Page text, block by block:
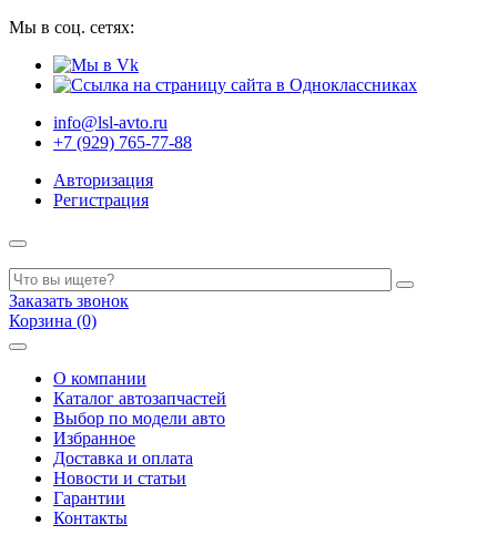
Мы в соц. сетях:
info@lsl-avto.ru
+7 (929) 765-77-88
Авторизация
Регистрация
Заказать звонок
Корзина (0)
О компании
Каталог автозапчастей
Выбор по модели авто
Избранное
Доставка и оплата
Новости и статьи
Гарантии
Контакты